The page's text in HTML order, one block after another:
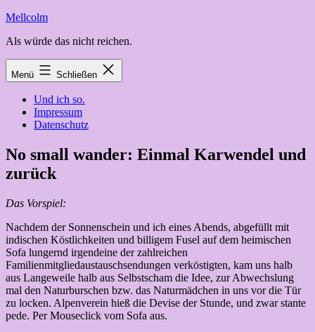
Zum
springen
Mellcolm
Als würde das nicht reichen.
Menü Schließen
Und ich so.
Impressum
Datenschutz
No small wander: Einmal Karwendel und
zurück
Das Vorspiel:
Nachdem der Sonnenschein und ich eines Abends, abgefüllt mit
indischen Köstlichkeiten und billigem Fusel auf dem heimischen
Sofa lungernd irgendeine der zahlreichen
Familienmitgliedaustauschsendungen verköstigten, kam uns halb
aus Langeweile halb aus Selbstscham die Idee, zur Abwechslung
mal den Naturburschen bzw. das Naturmädchen in uns vor die Tür
zu locken. Alpenverein hieß die Devise der Stunde, und zwar stante
pede. Per Mouseclick vom Sofa aus.